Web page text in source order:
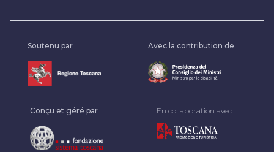
Soutenu par Avec la contribution de
Conçu et géré par En collaboration avec